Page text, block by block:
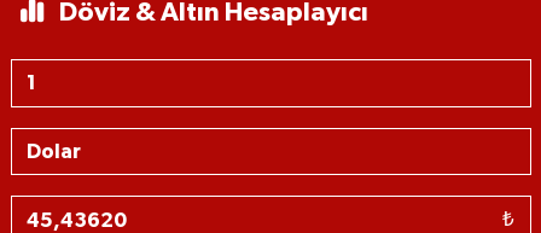
Döviz & Altın Hesaplayıcı
₺